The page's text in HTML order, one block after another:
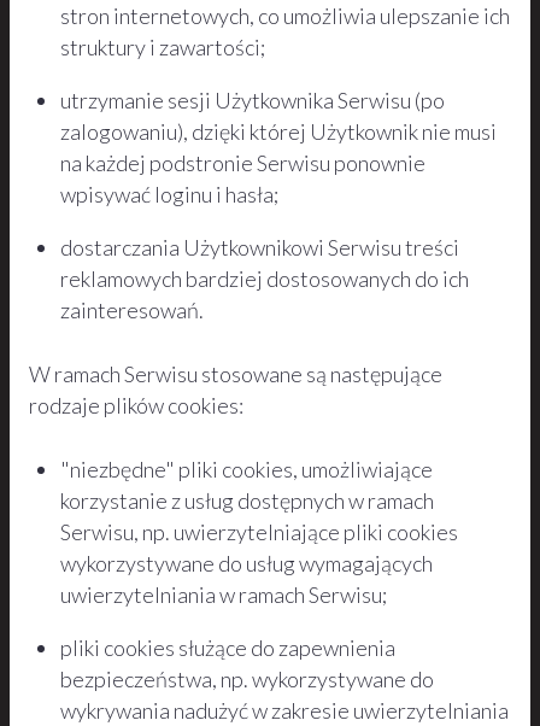
stron internetowych, co umożliwia ulepszanie ich
struktury i zawartości;
utrzymanie sesji Użytkownika Serwisu (po
zalogowaniu), dzięki której Użytkownik nie musi
na każdej podstronie Serwisu ponownie
wpisywać loginu i hasła;
dostarczania Użytkownikowi Serwisu treści
reklamowych bardziej dostosowanych do ich
zainteresowań.
W ramach Serwisu stosowane są następujące
rodzaje plików cookies:
"niezbędne" pliki cookies, umożliwiające
korzystanie z usług dostępnych w ramach
Serwisu, np. uwierzytelniające pliki cookies
wykorzystywane do usług wymagających
uwierzytelniania w ramach Serwisu;
pliki cookies służące do zapewnienia
bezpieczeństwa, np. wykorzystywane do
wykrywania nadużyć w zakresie uwierzytelniania